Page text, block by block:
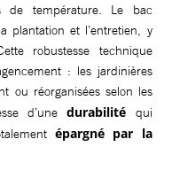
de température. Le bac
plantation et l’entretien, y
robustesse technique
: les jardinières
ou réorganisées selon les
d’unedurabilité qui
épargné par la